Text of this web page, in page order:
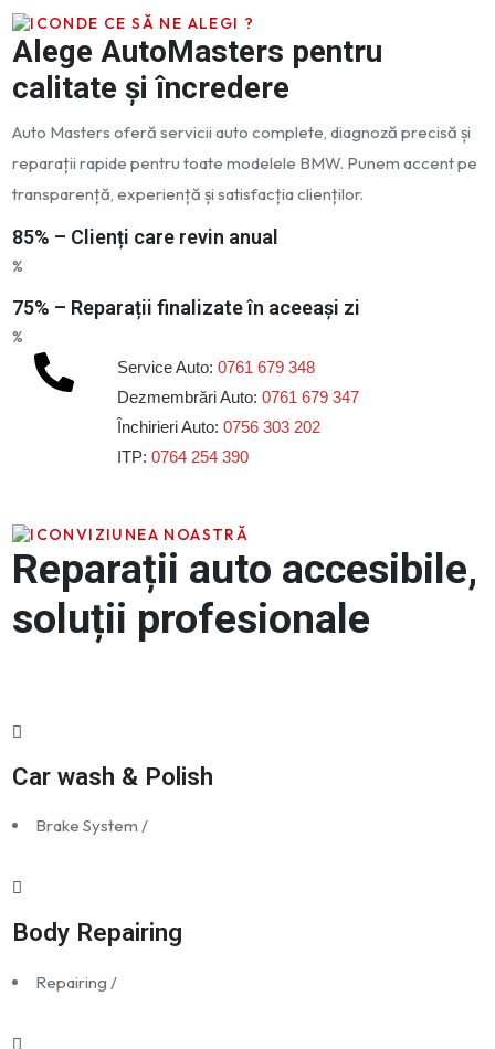
DE CE SĂ NE ALEGI ?
Alege AutoMasters pentru
calitate și încredere
Auto Masters oferă servicii auto complete, diagnoză precisă și
reparații rapide pentru toate modelele BMW. Punem accent pe
transparență, experiență și satisfacția clienților.
85% – Clienți care revin anual
%
75% – Reparații finalizate în aceeași zi
%
Service Auto: 0761 679 348
Dezmembrări Auto: 0761 679 347
Închirieri Auto: 0756 303 202
ITP: 0764 254 390
VIZIUNEA NOASTRĂ
Reparații auto accesibile,
soluții profesionale
Car wash & Polish
Brake System /
Body Repairing
Repairing /